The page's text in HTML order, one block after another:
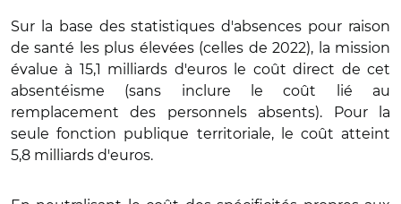
Sur la base des statistiques d'absences pour raison
de santé les plus élevées (celles de 2022), la mission
évalue à 15,1 milliards d'euros le coût direct de cet
absentéisme (sans inclure le coût lié au
remplacement des personnels absents). Pour la
seule fonction publique territoriale, le coût atteint
5,8 milliards d'euros.